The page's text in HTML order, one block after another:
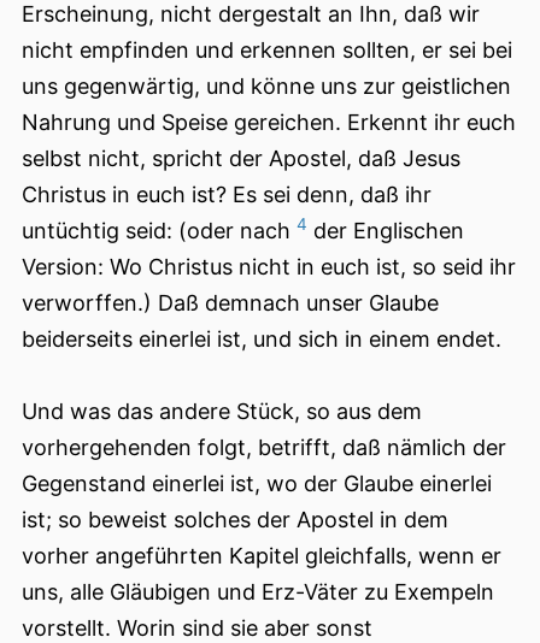
Erscheinung, nicht dergestalt an Ihn, daß wir
nicht empfinden und erkennen sollten, er sei bei
uns gegenwärtig, und könne uns zur geistlichen
Nahrung und Speise gereichen. Erkennt ihr euch
selbst nicht, spricht der Apostel, daß Jesus
Christus in euch ist? Es sei denn, daß ihr
untüchtig seid: (oder nach 4 der Englischen
Version: Wo Christus nicht in euch ist, so seid ihr
verworffen.) Daß demnach unser Glaube
beiderseits einerlei ist, und sich in einem endet.
Und was das andere Stück, so aus dem
vorhergehenden folgt, betrifft, daß nämlich der
Gegenstand einerlei ist, wo der Glaube einerlei
ist; so beweist solches der Apostel in dem
vorher angeführten Kapitel gleichfalls, wenn er
uns, alle Gläubigen und Erz-Väter zu Exempeln
vorstellt. Worin sind sie aber sonst